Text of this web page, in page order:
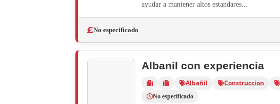
ayudar a mantener altos estandares...
No especificado
Albanil con experiencia
Albañil Construccion
No especificado